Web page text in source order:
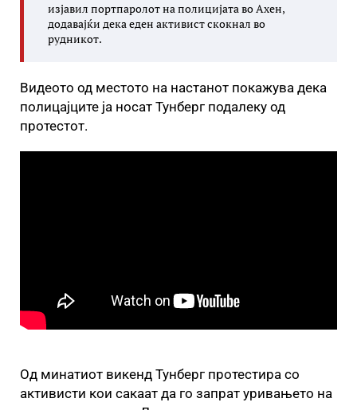
изјавил портпаролот на полицијата во Ахен,
додавајќи дека еден активист скокнал во
рудникот.
Видеото од местото на настанот покажува дека
полицајците ја носат Тунберг подалеку од
протестот.
Од минатиот викенд Тунберг протестира со
активисти кои сакаат да го запрат уривањето на